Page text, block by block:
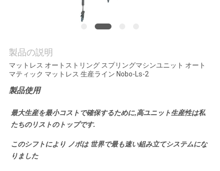
ニ
ュ
ー
ス
す
製品の説明
マットレス オートストリング スプリングマシンユニット オート
マティック マットレス 生産ライン Nobo-Ls-2
製品使用
最大生産を最小コストで確保するために,高ユニット生産性は私
たちのリストのトップです.
このシフトにより ノボは 世界で最も速い組み立てシステムにな
りました